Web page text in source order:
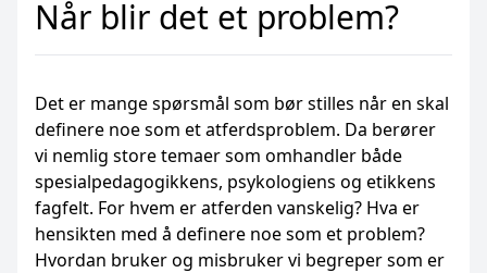
Når blir det et problem?
Det er mange spørsmål som bør stilles når en skal
definere noe som et atferdsproblem. Da berører
vi nemlig store temaer som omhandler både
spesialpedagogikkens, psykologiens og etikkens
fagfelt. For hvem er atferden vanskelig? Hva er
hensikten med å definere noe som et problem?
Hvordan bruker og misbruker vi begreper som er